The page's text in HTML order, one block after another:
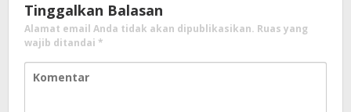
Tinggalkan Balasan
Alamat email Anda tidak akan dipublikasikan. Ruas yang
wajib ditandai *